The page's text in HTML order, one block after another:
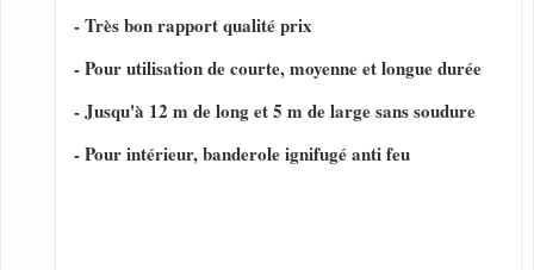
- Très bon rapport qualité prix
- Pour utilisation de courte, moyenne et longue durée
- Jusqu'à 12 m de long et 5 m de large sans soudure
- Pour intérieur, banderole ignifugé anti feu